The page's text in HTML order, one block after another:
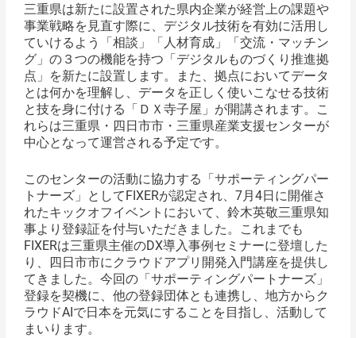
三重県は新たに設置された県内企業が経営上の課題や
事業戦略を見直す際に、デジタル技術を有効に活用し
ていけるよう「相談」「人材育成」「交流・マッチン
グ」の３つの機能を持つ「デジタルものづくり推進拠
点」を新たに設置します。また、拠点においてデータ
とは何かを理解し、データを正しく使いこなせる技術
と技を身に付ける「ＤＸ寺子屋」が開講されます。こ
れらは三重県・四日市市・三重県産業支援センターが
中心となって運営される予定です。
このセンターの活動に協力する「サポーティングパー
トナーズ」としてFIXERが認定され、7月4日に開催さ
れたキックオフイベントにおいて、鈴木英敬三重県知
事より登録証を付与いただきました。これまでも
FIXERは三重県主催のDX導入事例セミナーに登壇した
り、四日市市にクラウドアプリ開発入門講座を提供し
てきました。今回の「サポーティングパートナーズ」
登録を契機に、他の登録団体とも連携し、地方からク
ラウドAIで日本を元気にすることを目指し、活動して
まいります。